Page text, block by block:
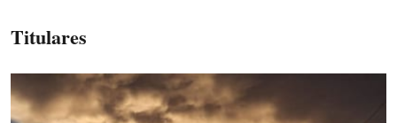
Titulares